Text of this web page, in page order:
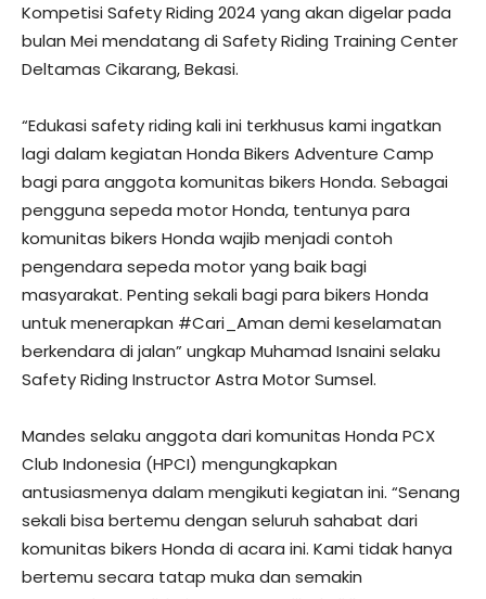
Kompetisi Safety Riding 2024 yang akan digelar pada
bulan Mei mendatang di Safety Riding Training Center
Deltamas Cikarang, Bekasi.
“Edukasi safety riding kali ini terkhusus kami ingatkan
lagi dalam kegiatan Honda Bikers Adventure Camp
bagi para anggota komunitas bikers Honda. Sebagai
pengguna sepeda motor Honda, tentunya para
komunitas bikers Honda wajib menjadi contoh
pengendara sepeda motor yang baik bagi
masyarakat. Penting sekali bagi para bikers Honda
untuk menerapkan #Cari_Aman demi keselamatan
berkendara di jalan” ungkap Muhamad Isnaini selaku
Safety Riding Instructor Astra Motor Sumsel.
Mandes selaku anggota dari komunitas Honda PCX
Club Indonesia (HPCI) mengungkapkan
antusiasmenya dalam mengikuti kegiatan ini. “Senang
sekali bisa bertemu dengan seluruh sahabat dari
komunitas bikers Honda di acara ini. Kami tidak hanya
bertemu secara tatap muka dan semakin